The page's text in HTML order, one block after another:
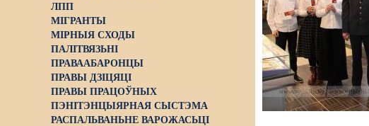
ЛПП
МІГРАНТЫ
МІРНЫЯ СХОДЫ
ПАЛІТВЯЗЬНІ
ПРАВААБАРОНЦЫ
ПРАВЫ ДЗІЦЯЦІ
ПРАВЫ ПРАЦОЎНЫХ
ПЭНІТЭНЦЫЯРНАЯ СЫСТЭМА
РАСПАЛЬВАНЬНЕ ВАРОЖАСЬЦІ